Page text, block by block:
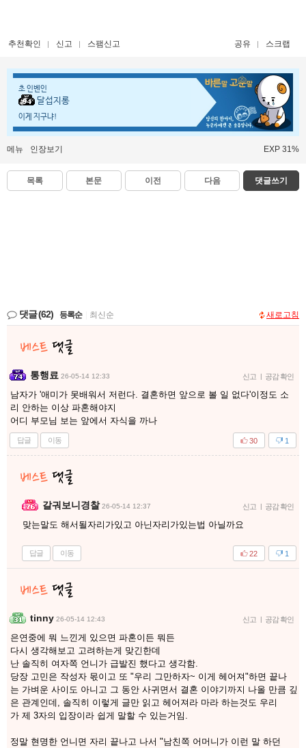
추천확인 신고 스팸신고 공유 스크랩
초 인벤인
달섭지롱
이게 지구냐!
메뉴 인장보기 EXP 31%
목록 본문 이전 다음 댓글쓰기
댓글(62) 등록순 최신순 새로고침
통행료 26-05-14 12:33 신고 | 공감 확인
남자가 '애미가 못배워서 저런다. 결혼하면 앞으로 볼 일 없다'이정도 소
리 안하는 이상 파혼해야지
어디 부모님 보는 앞에서 자식을 까나
답글 이동 1
30
갈궈보니경찰 26-05-14 12:37 신고 | 공감 확인
맞는말도 해서될자리가있고 아닌자리가있는법 아닐까요
답글 이동 1
22
tinny 26-05-14 12:43 신고 | 공감 확인
은연중에 뭐 느낀게 있으면 파혼이든 뭐든
다시 생각해보고 고려하는게 맞긴한데
난 솔직히 여자쪽 언니가 급발진 했다고 생각함.
당장 고민은 작성자 몫이고 또 "우리 그만하자~ 이게 헤어져"하면 끝나
는 가벼운 사이도 아니고 그 동안 사귀면서 결혼 이야기까지 나올 만큼 깊
은 관계인데, 솔직히 이렇게 글만 읽고 헤어져라 마라 하는것도 우리
가 제 3자의 입장이라 쉽게 말할 수 있는거임.
정말 현명한 언니면 자리 끝나고 나서 "남친쪽 어머니가 이런 말 하던